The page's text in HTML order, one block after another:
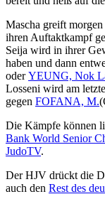
Mascha greift
ihren Auftaktkampf
Seija wird in ihrer
haben und dann
oderYEUNG, Nok
Losseni wird am
gegen FOFANA, M.
Die Kämpfe können
Bank World Senior
JudoTV.
Der HJV drückt die
auch den Rest des